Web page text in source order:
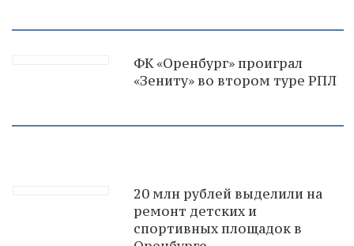
ФК «Оренбург» проиграл
«Зениту» во втором туре РПЛ
20 млн рублей выделили на
ремонт детских и
спортивных площадок в